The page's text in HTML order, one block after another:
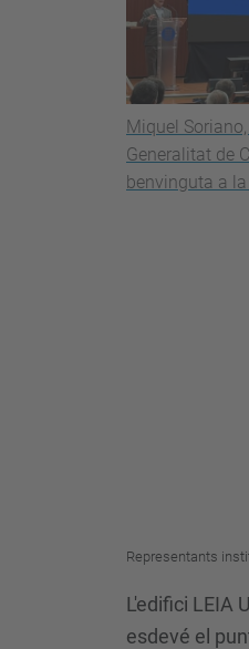
Miquel
Generalitat de
benvinguta a
Representants
L'edifici LEIA
esdevé el